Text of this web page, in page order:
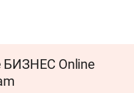
БИЗНЕС Online